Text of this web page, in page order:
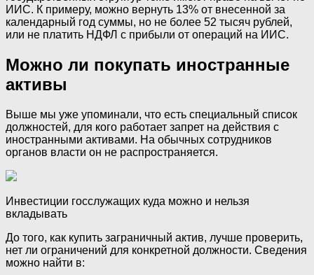
ИИС. К примеру, можно вернуть 13% от внесенной за
календарный год суммы, но не более 52 тысяч рублей,
или не платить НДФЛ с прибыли от операций на ИИС.
Можно ли покупать иностранные
активы
Выше мы уже упоминали, что есть специальный список
должностей, для кого работает запрет на действия с
иностранными активами. На обычных сотрудников
органов власти он не распространяется.
Инвестиции госслужащих куда можно и нельзя
вкладывать
До того, как купить заграничный актив, лучше проверить,
нет ли ограничений для конкретной должности. Сведения
можно найти в: